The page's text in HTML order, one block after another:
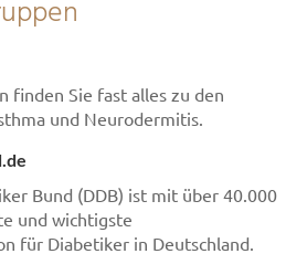
finden Sie fast alles zu den
und Neurodermitis.
Bund (DDB) ist mit über 40.000
und wichtigste
für Diabetiker in Deutschland.